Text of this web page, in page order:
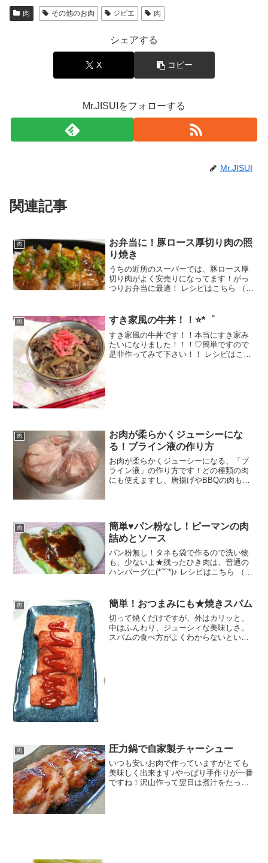
肉 その他のお肉 ジビエ 肉
シェアする
X コピー
Mr.JISUIをフォローする
Mr.JISUI
関連記事
肉
お弁当に！豚ロース厚切り肉の照
り焼き
うちの近所のスーパーでは、豚ロース厚
切り肉がよく安売りになってます！がっ
つりお弁当に最適！ レシピはこちら （楽
仕上げ用小ネギ片栗粉サラダ油塩コショ
ウみんなの...
肉 すき家風の牛丼！！⭐*゜
すき家風の牛丼です！！本当にすき家み
たいになりました！！！♡簡単ですので
是非作ってみて下さい！！ レシピはこち
肉
お肉が柔らかくジューシーにな
る！ブライン液の作り方
お肉が柔らかくジューシーになる、「ブ
ライン液」の作り方です！どの種類の肉
にも使えますし、唐揚げやBBQの肉もブ
肉
簡単♥パン粉なし！ピーマンの肉
詰めとソース
パン粉無し！タネも袋で作るので洗い物
も、少ないよ★残ったひき肉は、普通の
ハンバーグに(*ˊ˘ˋ*)♪ レシピはこちら （楽
薄力粉★ソース★ケチャップ★砂糖★
水...
肉 簡単！おつまみにも★焼きスパム
切って焼くだけですが、外はカリッと、
中はふんわり、ジューシィな美味しさ。
スパムの食べ方がよくわからないという
肉 圧力鍋で自家製チャーシュー
いつも安いお肉で作っていますがとても
美味しく出来ます♪やっぱり手作りが一番
ですね！沢山作って翌日は煮汁をたっぷ